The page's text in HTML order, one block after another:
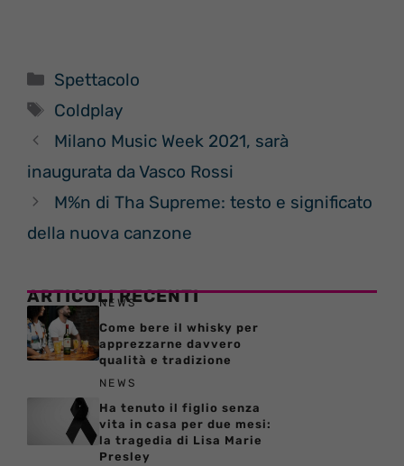
Categorie
Spettacolo
Tag
Coldplay
Milano Music Week 2021, sarà
inaugurata da Vasco Rossi
M%n di Tha Supreme: testo e significato
della nuova canzone
ARTICOLI RECENTI
NEWS
Come bere il whisky per
apprezzarne davvero
qualità e tradizione
NEWS
Ha tenuto il figlio senza
vita in casa per due mesi:
la tragedia di Lisa Marie
Presley